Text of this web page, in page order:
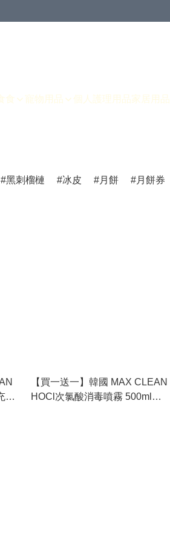
食 寵物用品 個人護理用品家居用品
黑刺榴槤 冰皮 月餅 月餅券
裝
【買一送一】韓國 MAX CLEAN
HOCl次氯酸消毒噴霧 500ml